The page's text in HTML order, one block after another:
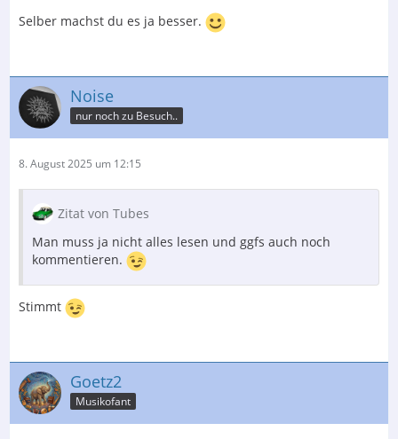
Selber machst du es ja besser.
Noise
nur noch zu Besuch..
8. August 2025 um 12:15
Zitat von Tubes
Man muss ja nicht alles lesen und ggfs auch noch
kommentieren.
Stimmt
Goetz2
Musikofant